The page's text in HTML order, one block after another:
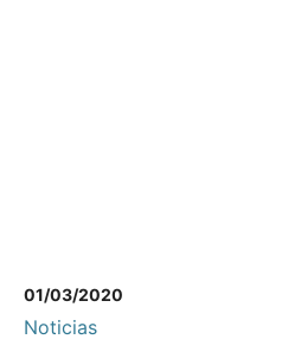
01/03/2020
Noticias